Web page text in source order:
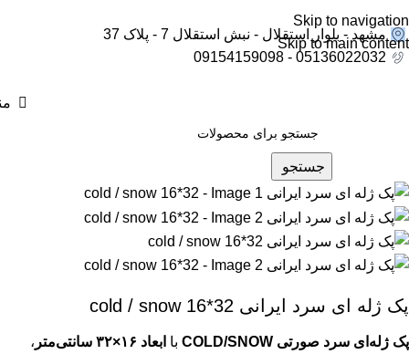
Skip to navigation
Skip to main content
مشهد - بلوار استقلال - نبش استقلال 7 - پلاک 37
05136022032 - 09154159098
جستجو
پک ژله ای سرد ایرانی cold / snow 16*32
پک ژله‌ای سرد صورتی COLD/SNOW با ابعاد ۱۶×۳۲ سانتی‌متر
،